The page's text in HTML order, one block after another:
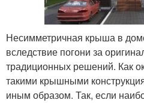
Несимметричная крыша в
вследствие погони за
традиционных решений. Как
такими крышными
иным образом. Так, если